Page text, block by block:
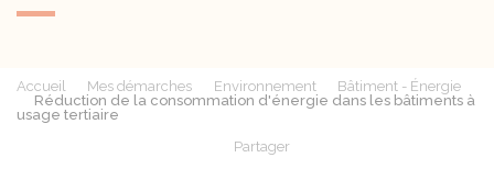
Accueil Mes démarches Environnement
Bâtiment - Énergie
Réduction de la consommation d'énergie dans les bâtiments à
usage tertiaire
Partager